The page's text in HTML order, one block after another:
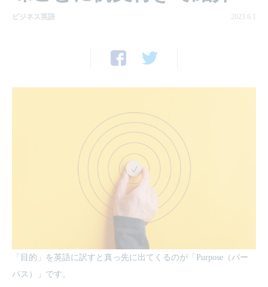
ビジネス英語 2023.6.1
「目的」を英語に訳すと真っ先に出てくるのが「Purpose（パー
パス）」です。